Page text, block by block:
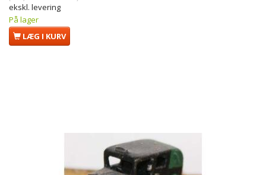
ekskl. levering
På lager
LÆG I KURV